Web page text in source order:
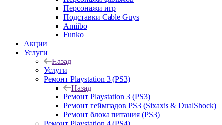
Персонажи игр
Подставки Cable Guys
Amiibo
Funko
Акции
Услуги
Назад
Услуги
Ремонт Playstation 3 (PS3)
Назад
Ремонт Playstation 3 (PS3)
Ремонт геймпадов PS3 (Sixaxis & DualShock)
Ремонт блока питания (PS3)
Ремонт Playstation 4 (PS4)